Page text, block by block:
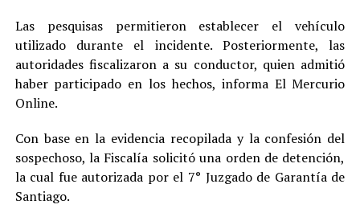
Las pesquisas permitieron establecer el vehículo
utilizado durante el incidente. Posteriormente, las
autoridades fiscalizaron a su conductor, quien admitió
haber participado en los hechos, informa El Mercurio
Online.
Con base en la evidencia recopilada y la confesión del
sospechoso, la Fiscalía solicitó una orden de detención,
la cual fue autorizada por el 7° Juzgado de Garantía de
Santiago.